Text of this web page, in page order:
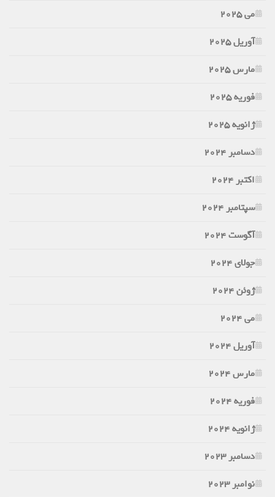
می 2025
آوریل 2025
مارس 2025
فوریه 2025
ژانویه 2025
دسامبر 2024
اکتبر 2024
سپتامبر 2024
آگوست 2024
جولای 2024
ژوئن 2024
می 2024
آوریل 2024
مارس 2024
فوریه 2024
ژانویه 2024
دسامبر 2023
نوامبر 2023